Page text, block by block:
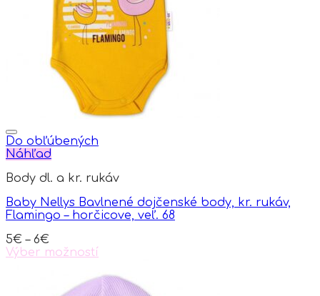
Do obľúbených
Náhľad
Body dl. a kr. rukáv
Baby Nellys Bavlnené dojčenské body, kr. rukáv,
Flamingo – horčicove, veľ. 68
5€ – 6€
Výber možností